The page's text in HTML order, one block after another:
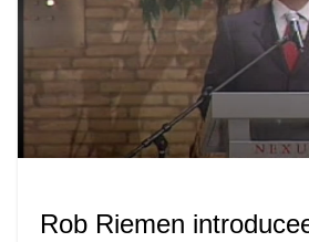
Rob Riemen